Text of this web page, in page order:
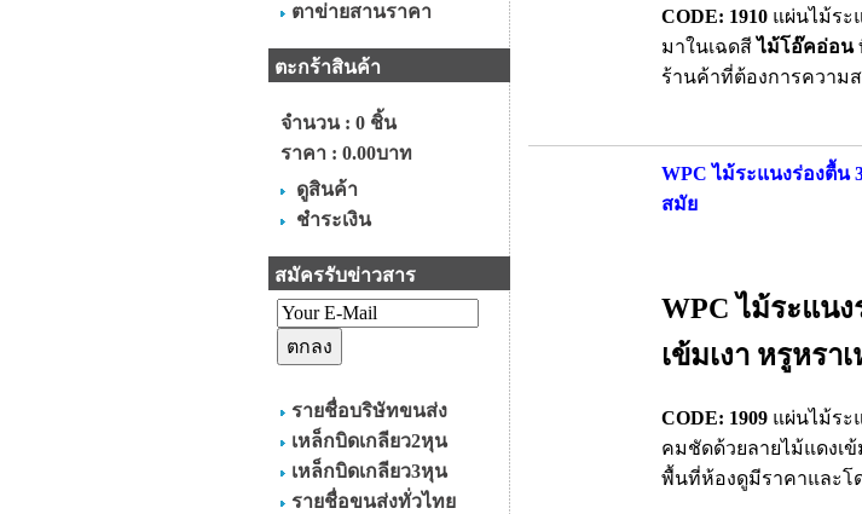
ตาข่ายสานราคา
ตะกร้าสินค้า
จำนวน : 0 ชิ้น
ราคา : 0.00บาท
ดูสินค้า
ชำระเงิน
สมัครรับข่าวสาร
รายชื่อบริษัทขนส่ง
เหล็กบิดเกลียว2หุน
เหล็กบิดเกลียว3หุน
รายชื่อขนส่งทั่วไทย
CODE: 1910 แผ่นไม้ระ
มาในเฉดสีไม้โอ๊คอ่อน
ร้านค้าที่ต้องการความ
WPC ไม้ระแนงร่องตื้น
สมัย
WPC ไม้ระแน
เข้มเงา หรูหรา
CODE: 1909 แผ่นไม้ระ
คมชัดด้วยลายไม้แดงเ
พื้นที่ห้องดูมีราคาและโ